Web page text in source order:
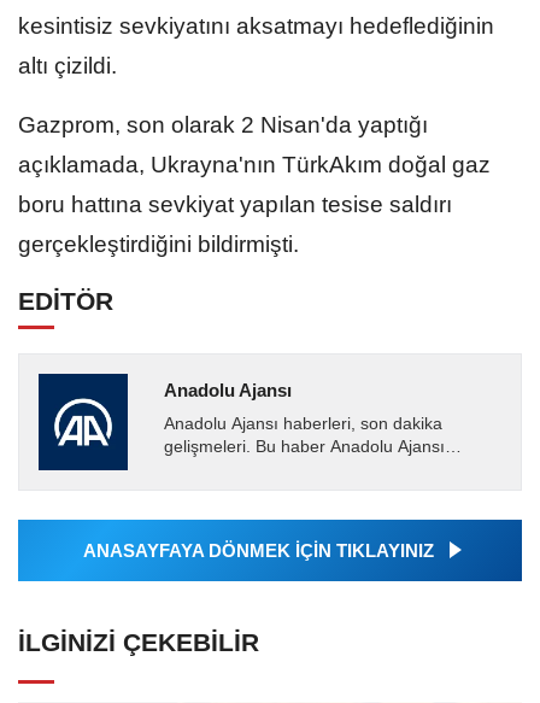
kesintisiz sevkiyatını aksatmayı hedeflediğinin
altı çizildi.
Gazprom, son olarak 2 Nisan'da yaptığı
açıklamada, Ukrayna'nın TürkAkım doğal gaz
boru hattına sevkiyat yapılan tesise saldırı
gerçekleştirdiğini bildirmişti.
EDİTÖR
Anadolu Ajansı
Anadolu Ajansı haberleri, son dakika
gelişmeleri. Bu haber Anadolu Ajansı
tarafından geçilen tüm...
ANASAYFAYA DÖNMEK İÇİN TIKLAYINIZ
İLGINIZI ÇEKEBILIR